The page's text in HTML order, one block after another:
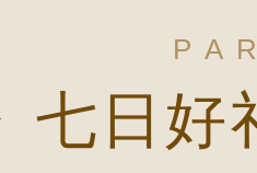
P A
七日好